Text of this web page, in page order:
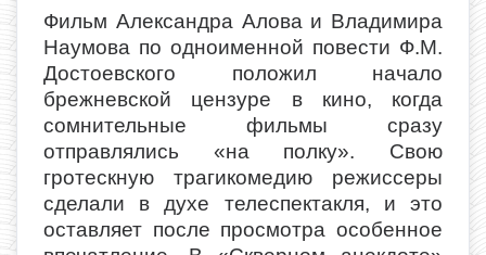
Фильм Александра Алова и Владимира
Наумова по одноименной повести Ф.М.
Достоевского положил начало
брежневской цензуре в кино, когда
сомнительные фильмы сразу
отправлялись «на полку». Свою
гротескную трагикомедию режиссеры
сделали в духе телеспектакля, и это
оставляет после просмотра особенное